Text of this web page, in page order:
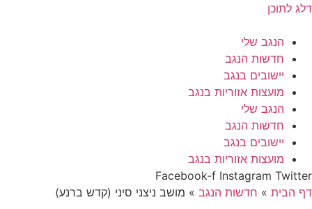
דלג לתוכן
הנגב שלי
חדשות הנגב
יישובים בנגב
מועצות אזוריות בנגב
הנגב שלי
חדשות הנגב
יישובים בנגב
מועצות אזוריות בנגב
Facebook-f Instagram Twitter
דף הבית » חדשות הנגב » מושב ניצני סיני (קדש ברנע)